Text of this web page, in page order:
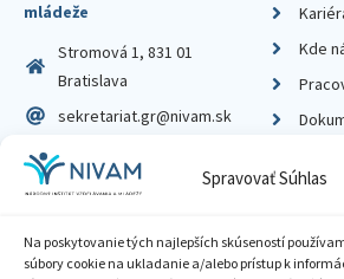
Spravovať Súhlas
Na poskytovanie tých najlepších skúseností
súbory cookie na ukladanie a/alebo prístup k
mládeže
Stromová 1, 831 01
Bratislava
sekretariat.gr@nivam.sk
IČO: 00164348
DIČ: 2020798714
Kde